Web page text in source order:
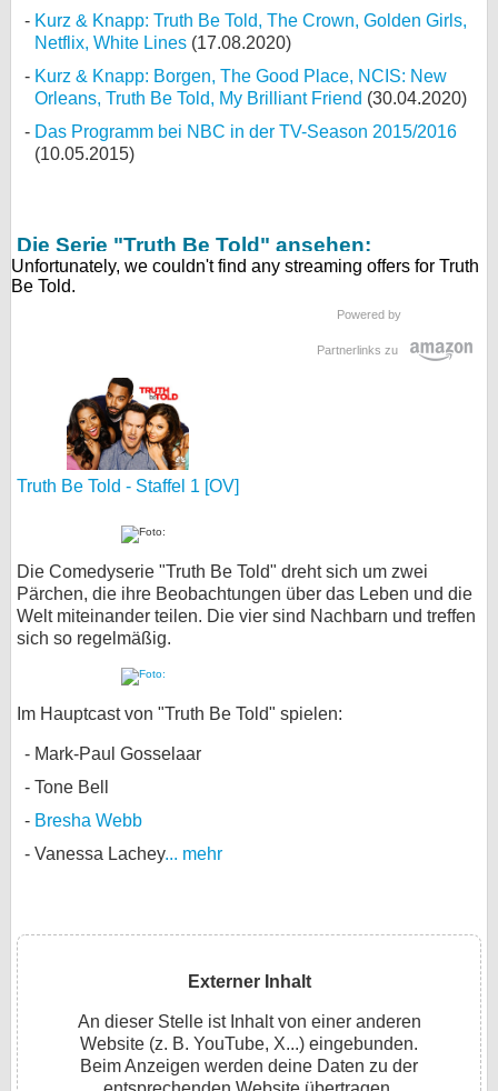
Kurz & Knapp: Truth Be Told, The Crown, Golden Girls,
Netflix, White Lines (17.08.2020)
Kurz & Knapp: Borgen, The Good Place, NCIS: New
Orleans, Truth Be Told, My Brilliant Friend (30.04.2020)
Das Programm bei NBC in der TV-Season 2015/2016
(10.05.2015)
Die Serie "Truth Be Told" ansehen:
Powered by
Partnerlinks zu
Truth Be Told - Staffel 1 [OV]
Die Comedyserie "Truth Be Told" dreht sich um zwei
Pärchen, die ihre Beobachtungen über das Leben und die
Welt miteinander teilen. Die vier sind Nachbarn und treffen
sich so regelmäßig.
Im Hauptcast von "Truth Be Told" spielen:
Mark-Paul Gosselaar
Tone Bell
Bresha Webb
Vanessa Lachey... mehr
Externer Inhalt
An dieser Stelle ist Inhalt von einer anderen
Website (z. B. YouTube, X...) eingebunden.
Beim Anzeigen werden deine Daten zu der